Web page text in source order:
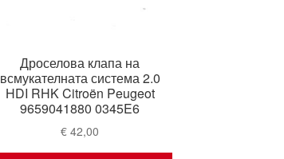
Дроселова клапа на
всмукателната система 2.0
HDI RHK Citroën Peugeot
9659041880 0345E6
€ 42,00